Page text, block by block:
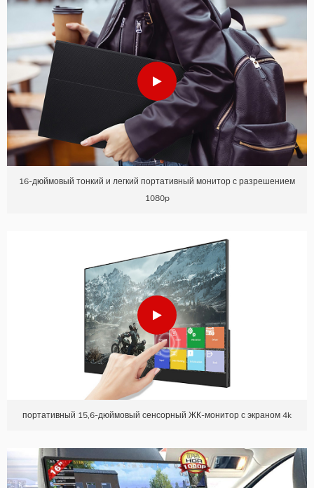
16-дюймовый тонкий и легкий портативный монитор с разрешением
1080p
портативный 15,6-дюймовый сенсорный ЖК-монитор с экраном 4k